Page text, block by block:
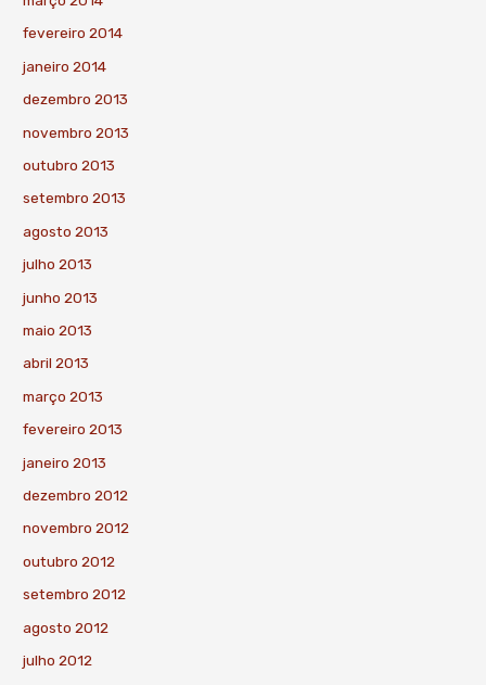
fevereiro 2014
janeiro 2014
dezembro 2013
novembro 2013
outubro 2013
setembro 2013
agosto 2013
julho 2013
junho 2013
maio 2013
abril 2013
março 2013
fevereiro 2013
janeiro 2013
dezembro 2012
novembro 2012
outubro 2012
setembro 2012
agosto 2012
julho 2012